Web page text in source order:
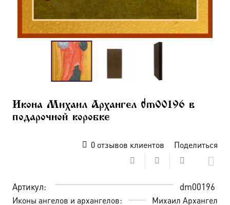
Икона Михаил Архангел dm00196 в
подарочной коробке
0отзывов клиентов Поделиться
Артикул: dm00196
Иконы ангелов и архангелов:
Михаил Архангел